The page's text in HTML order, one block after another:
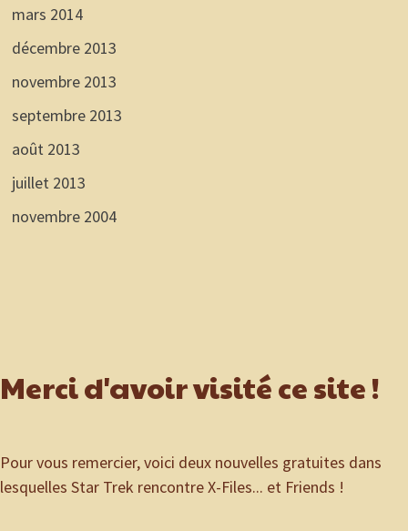
mars 2014
décembre 2013
novembre 2013
septembre 2013
août 2013
juillet 2013
novembre 2004
Merci d'avoir visité ce site !
Pour vous remercier, voici deux nouvelles gratuites dans
lesquelles Star Trek rencontre X-Files... et Friends !